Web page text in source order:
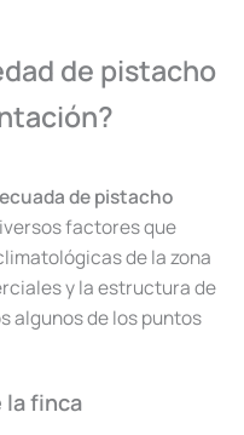
de pistacho
de pistacho
factores que
de la zona
y la estructura de
algunos de los puntos
la finca